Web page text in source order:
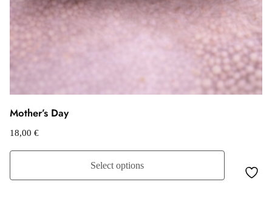
Mother’s Day
18,00 €
Select options